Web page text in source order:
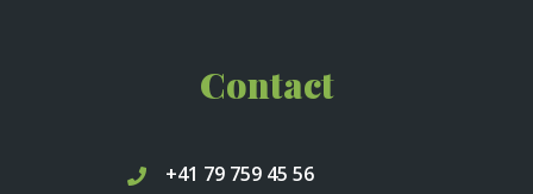
Contact
+41 79 759 45 56